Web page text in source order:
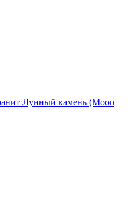
Лунный камень (Moon